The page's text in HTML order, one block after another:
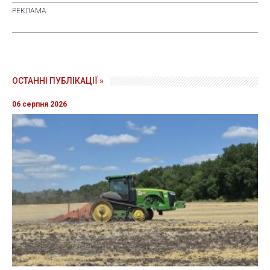
ОСТАННІ ПУБЛІКАЦІЇ »
06 серпня 2026